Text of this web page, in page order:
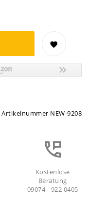
Artikelnummer NEW-9208
Kostenlose
Beratung
09074 - 922 0405